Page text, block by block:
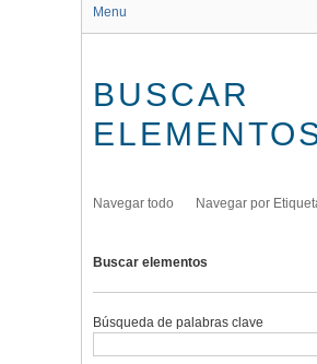
Menu
BUSCAR
Navegar todo Navegar por
Buscar elementos
Búsqueda de palabras clave